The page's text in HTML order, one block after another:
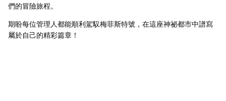
們的冒險旅程。
期盼每位管理人都能順利駕馭梅菲斯特號，在這座神祕都市中譜寫
屬於自己的精彩篇章！